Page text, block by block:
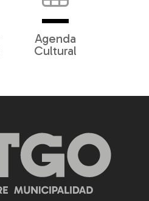
Agenda
Cultural